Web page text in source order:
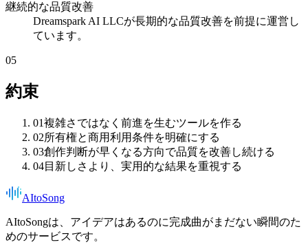
継続的な品質改善
Dreamspark AI LLCが長期的な品質改善を前提に運営し
ています。
05
約束
01複雑さではなく前進を生むツールを作る
02所有権と商用利用条件を明確にする
03創作判断が早くなる方向で品質を改善し続ける
04目新しさより、実用的な結果を重視する
AItoSong
AItoSongは、アイデアはあるのに完成曲がまだない瞬間のた
めのサービスです。